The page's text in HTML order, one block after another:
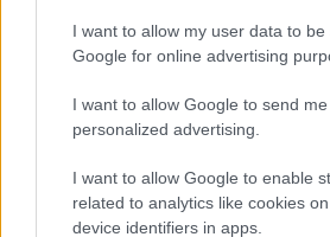
I want to allow my user data to be
Google for online advertising
I want to allow Google to send me
personalized advertising.
I want to allow Google to enable
related to analytics like cookies
device identifiers in apps.